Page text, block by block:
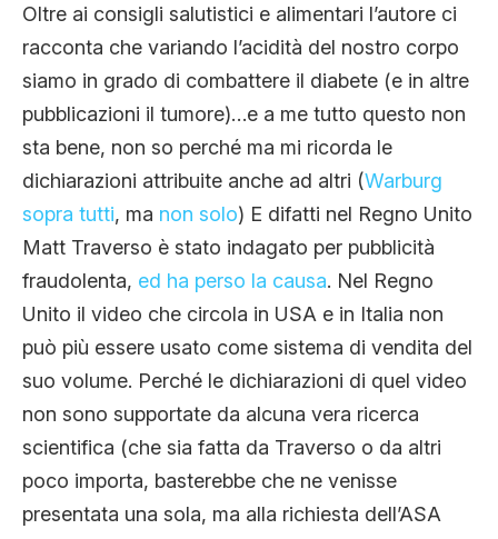
Oltre ai consigli salutistici e alimentari l’autore ci
racconta che variando l’acidità del nostro corpo
siamo in grado di combattere il diabete (e in altre
pubblicazioni il tumore)…e a me tutto questo non
sta bene, non so perché ma mi ricorda le
dichiarazioni attribuite anche ad altri (Warburg
sopra tutti, ma non solo) E difatti nel Regno Unito
Matt Traverso è stato indagato per pubblicità
fraudolenta, ed ha perso la causa. Nel Regno
Unito il video che circola in USA e in Italia non
può più essere usato come sistema di vendita del
suo volume. Perché le dichiarazioni di quel video
non sono supportate da alcuna vera ricerca
scientifica (che sia fatta da Traverso o da altri
poco importa, basterebbe che ne venisse
presentata una sola, ma alla richiesta dell’ASA